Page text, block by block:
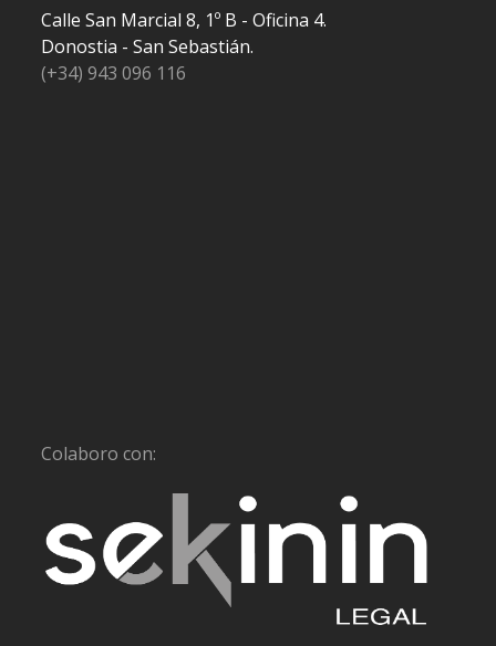
Calle San Marcial 8, 1º B - Oficina 4.
Donostia - San Sebastián.
(+34) 943 096 116
Colaboro con: